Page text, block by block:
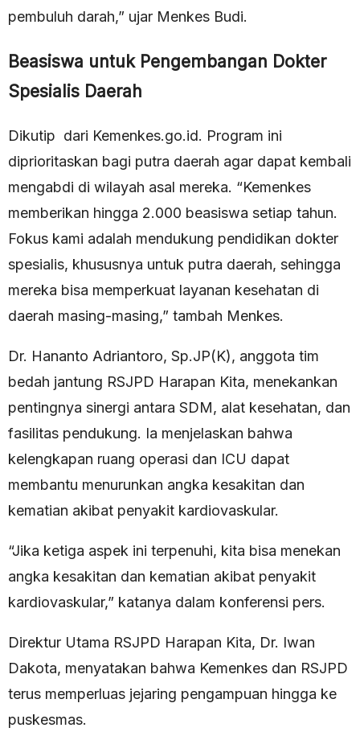
pembuluh darah,” ujar Menkes Budi.
Beasiswa untuk Pengembangan Dokter
Spesialis Daerah
Dikutip dari Kemenkes.go.id. Program ini
diprioritaskan bagi putra daerah agar dapat kembali
mengabdi di wilayah asal mereka. “Kemenkes
memberikan hingga 2.000 beasiswa setiap tahun.
Fokus kami adalah mendukung pendidikan dokter
spesialis, khususnya untuk putra daerah, sehingga
mereka bisa memperkuat layanan kesehatan di
daerah masing-masing,” tambah Menkes.
Dr. Hananto Adriantoro, Sp.JP(K), anggota tim
bedah jantung RSJPD Harapan Kita, menekankan
pentingnya sinergi antara SDM, alat kesehatan, dan
fasilitas pendukung. Ia menjelaskan bahwa
kelengkapan ruang operasi dan ICU dapat
membantu menurunkan angka kesakitan dan
kematian akibat penyakit kardiovaskular.
“Jika ketiga aspek ini terpenuhi, kita bisa menekan
angka kesakitan dan kematian akibat penyakit
kardiovaskular,” katanya dalam konferensi pers.
Direktur Utama RSJPD Harapan Kita, Dr. Iwan
Dakota, menyatakan bahwa Kemenkes dan RSJPD
terus memperluas jejaring pengampuan hingga ke
puskesmas.